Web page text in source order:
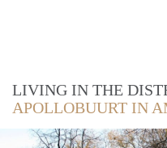
LIVING IN THE
APOLLOBUURT IN